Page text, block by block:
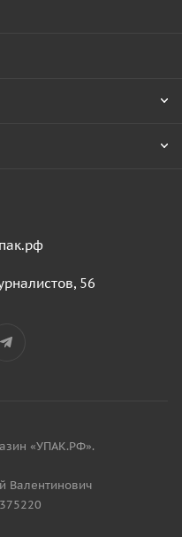
56
«УПАК.РФ».
Валентинович